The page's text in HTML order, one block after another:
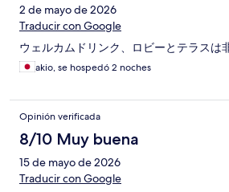
2 de mayo de 2026
Traducir con Google
ウェルカムドリンク、ロビーとテラスは
akio, se hospedó 2 noches
Opinión verificada
8/10 Muy buena
15 de mayo de 2026
Traducir con Google